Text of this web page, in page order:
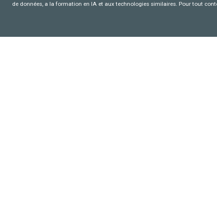
de données, a la formation en IA et aux technologies similaires. Pour tout